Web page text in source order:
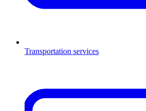
Transportation services